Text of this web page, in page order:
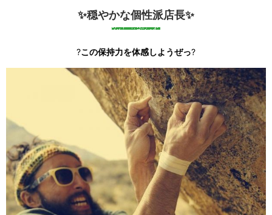
✨穏やかな個性派店長✨
?この保持力を体感しようぜっ?